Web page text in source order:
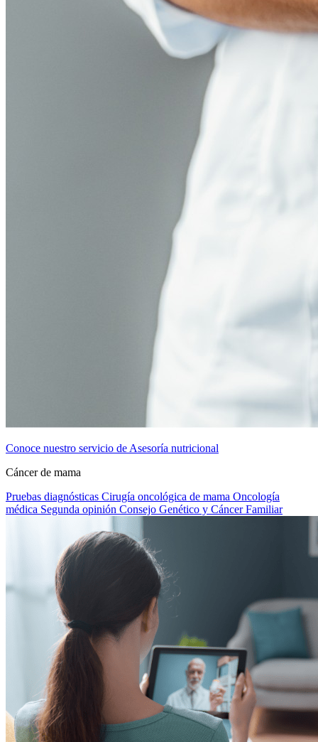
Conoce nuestro servicio de Asesoría nutricional
Cáncer de mama
Pruebas diagnósticas Cirugía oncológica de mama Oncología
médica Segunda opinión Consejo Genético y Cáncer Familiar